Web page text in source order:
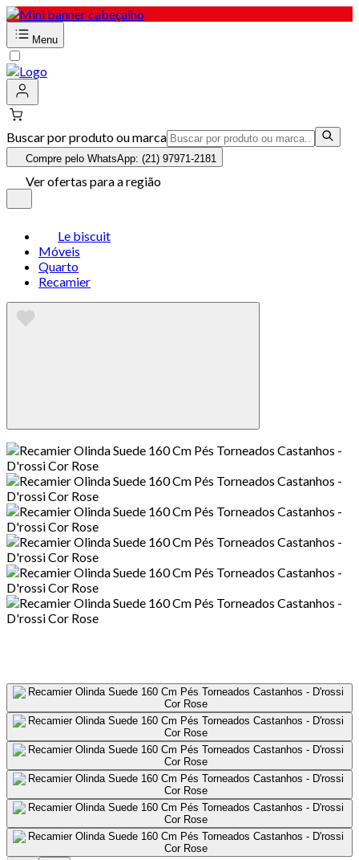
Menu
Buscar por produto ou marca
Compre pelo WhatsApp: (21) 97971-2181
Ver ofertas para a região
Le biscuit
Móveis
Quarto
Recamier